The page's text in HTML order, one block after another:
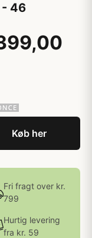
- 46
Køb her
Fri fragt over kr.
799
Hurtig levering
fra kr. 59